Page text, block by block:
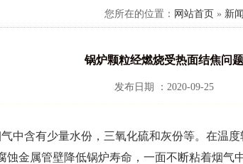
您所在的位置： 网站首页 » 新
锅炉颗粒经燃烧受热面结焦问题
发布日期 ：2020-09-25
中含有少量水份，三氧化硫和灰份等。在温
蚀金属管壁降低锅炉寿命，一面不断粘着烟气